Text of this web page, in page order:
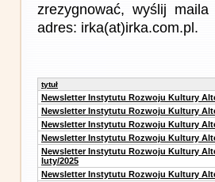
zrezygnować, wyślij
adres: irka(at)irka.com.pl.
tytuł
Newsletter Instytutu Rozwoju Kultury
Newsletter Instytutu Rozwoju Kultury
Newsletter Instytutu Rozwoju Kultury
Newsletter Instytutu Rozwoju Kultury
Newsletter Instytutu Rozwoju Kultury
luty/2025
Newsletter Instytutu Rozwoju Kultury